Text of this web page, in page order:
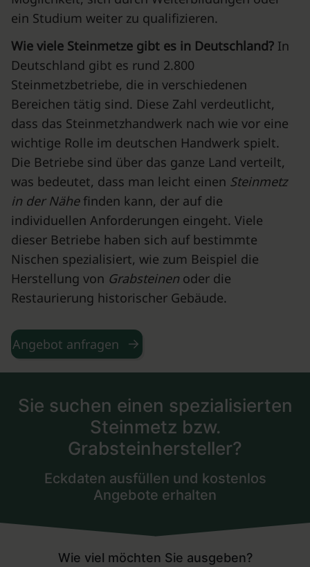
ein Studium weiter zu qualifizieren.
Wie viele Steinmetze gibt es in Deutschland? In
Deutschland gibt es rund 2.800
Steinmetzbetriebe, die in verschiedenen
Bereichen tätig sind. Diese Zahl verdeutlicht,
dass das Steinmetzhandwerk nach wie vor eine
wichtige Rolle im deutschen Handwerk spielt.
Die Betriebe sind über das ganze Land verteilt,
was bedeutet, dass man leicht einen Steinmetz
in der Nähefinden kann, der auf die
individuellen Anforderungen eingeht. Viele
dieser Betriebe haben sich auf bestimmte
Nischen spezialisiert, wie zum Beispiel die
Herstellung von Grabsteinen oder die
Restaurierung historischer Gebäude.
Angebot anfragen